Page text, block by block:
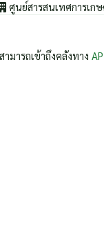
ศูนย์สารสนเทศการเก
มารถเข้าถึงคลังทาง